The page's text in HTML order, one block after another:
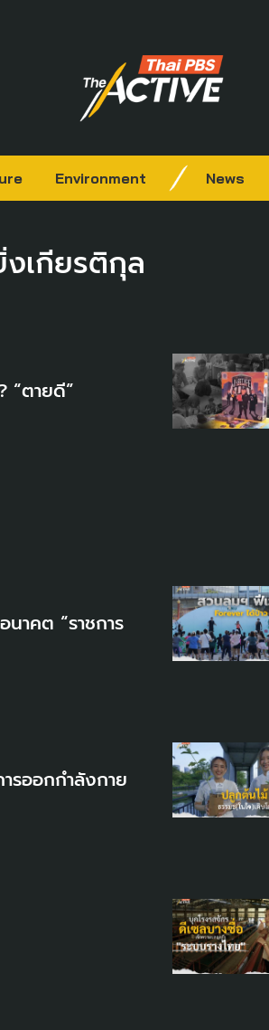
Environment News
เกียรติกุล
“ตายดี”
าคต “ราชการ
ารออกกำลังกาย